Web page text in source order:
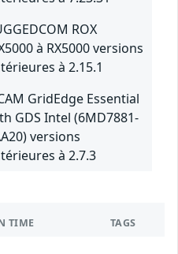
ROX
à RX5000 versions
à 2.15.1
GridEdge Essential
GDS Intel (6MD7881-
versions
à 2.7.3
TIME TAGS